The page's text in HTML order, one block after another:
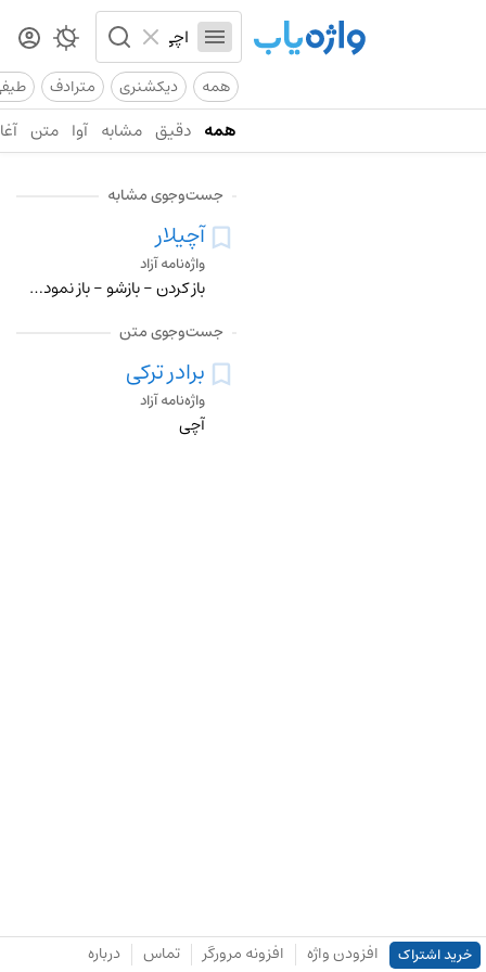
همه دیکشنری مترادف
همه دقیق مشابه آوا متن
جست‌وجوی مشابه
آچیلار
واژه‌نامه آزاد
باز کردن - بازشو - باز نمودن - باز شدن
جست‌وجوی متن
برادر ترکی
واژه‌نامه آزاد
آچی
خرید اشتراک افزودن واژه افزونه مرورگر تماس درباره